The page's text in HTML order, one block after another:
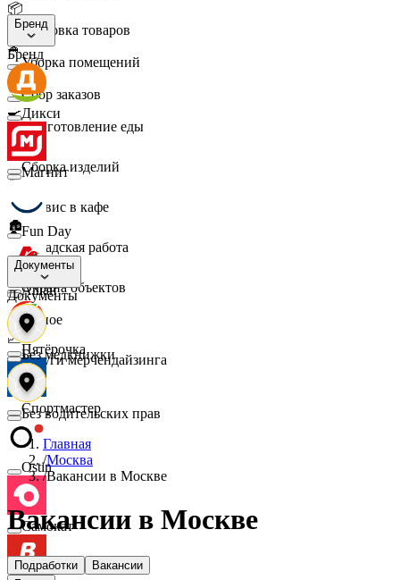
📦
Упаковка товаров
🧹
Уборка помещений
🛒
Сбор заказов
🍳
Приготовление еды
🛠️
Сборка изделий
☕
Сервис в кафе
🏚️
Складская работа
🛡️
Охрана объектов
🔎
Разное
📈
Услуги мерчендайзинга
Бренд
Бренд
Дикси
Магнит
Fun Day
Ашан
Пятёрочка
Спортмастер
Ostin
Самокат
Документы
Документы
Без медкнижки
Без водительских прав
Главная
/Москва
/Вакансии в Москве
Вакансии в Москве
Подработки
Вакансии